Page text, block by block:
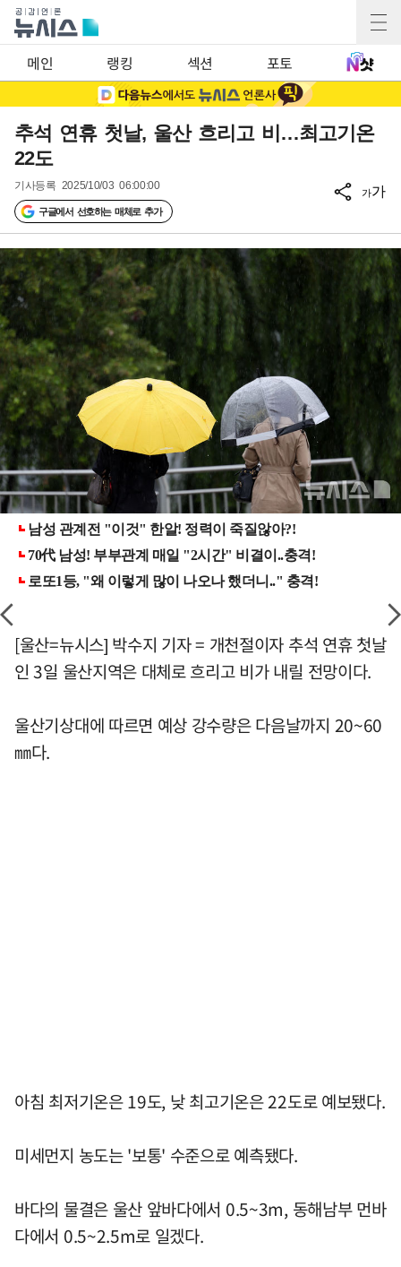
메인 랭킹 섹션 포토
추석 연휴 첫날, 울산 흐리고 비…최고기온
22도
기사등록 2025/10/03 06:00:00
구글에서 선호하는 매체로 추가
가가
[울산=뉴시스] 박수지 기자 = 개천절이자 추석 연휴 첫날
인 3일 울산지역은 대체로 흐리고 비가 내릴 전망이다.
울산기상대에 따르면 예상 강수량은 다음날까지 20~60
㎜다.
아침 최저기온은 19도, 낮 최고기온은 22도로 예보됐다.
미세먼지 농도는 '보통' 수준으로 예측됐다.
바다의 물결은 울산 앞바다에서 0.5~3m, 동해남부 먼바
다에서 0.5~2.5m로 일겠다.